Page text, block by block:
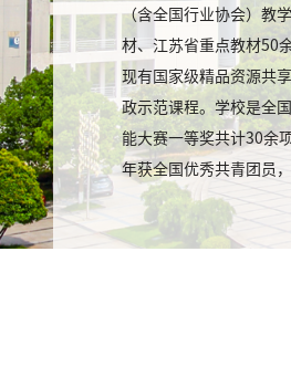
（含全国行业协会）教
材、江苏省重点教材50
现有国家级精品资源共
政示范课程。学校是全
能大赛一等奖共计30余
年获全国优秀共青团员